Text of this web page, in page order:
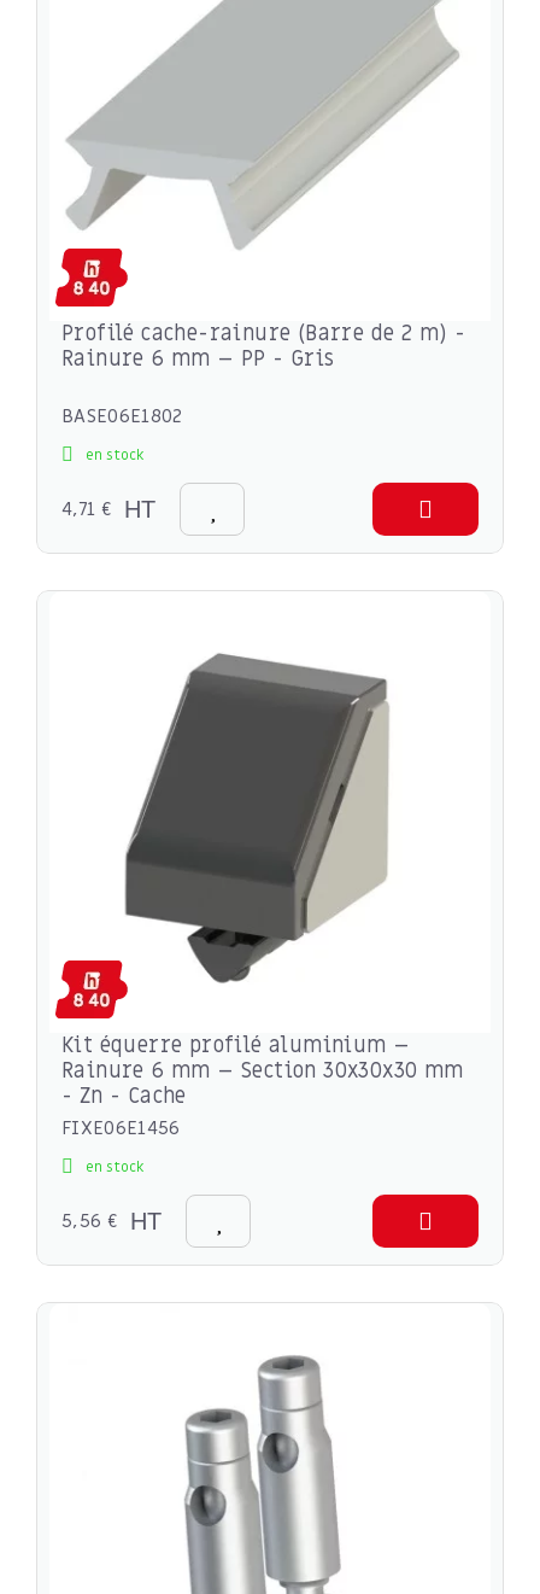
Profilé cache-rainure (Barre de 2 m) -
Rainure 6 mm – PP - Gris
BASE06E1802
en stock
4,71 € HT
Kit équerre profilé aluminium –
Rainure 6 mm – Section 30x30x30 mm
- Zn - Cache
FIXE06E1456
en stock
5,56 € HT